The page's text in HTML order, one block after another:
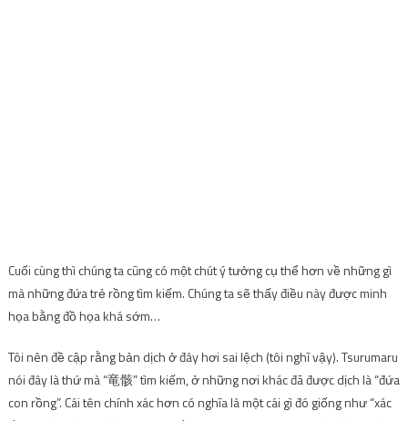
Cuối cùng thì chúng ta cũng có một chút ý tưởng cụ thể hơn về những gì
mà những đứa trẻ rồng tìm kiếm. Chúng ta sẽ thấy điều này được minh
họa bằng đồ họa khá sớm…
Tôi nên đề cập rằng bản dịch ở đây hơi sai lệch (tôi nghĩ vậy). Tsurumaru
nói đây là thứ mà “竜骸” tìm kiếm, ở những nơi khác đã được dịch là “đứa
con rồng”. Cái tên chính xác hơn có nghĩa là một cái gì đó giống như “xác